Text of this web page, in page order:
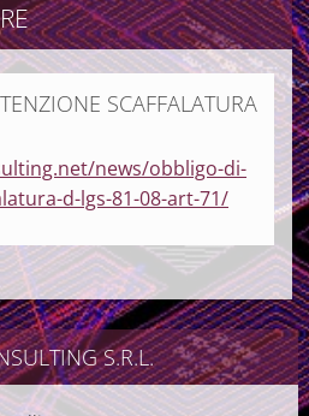
SCAFFALATURA
news/obbligo-di-
d-lgs-81-08-art-71/
S.R.L.